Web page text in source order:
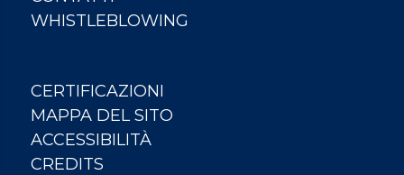
WHISTLEBLOWING
CERTIFICAZIONI
MAPPA DEL SITO
ACCESSIBILITÀ
CREDITS